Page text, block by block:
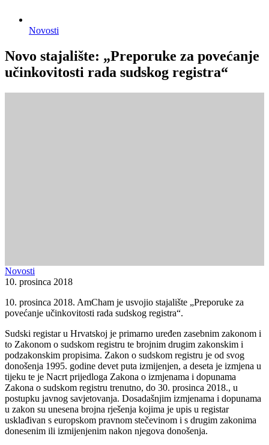
Novosti
Novo stajalište: „Preporuke za povećanje
učinkovitosti rada sudskog registra“
Novosti
10. prosinca 2018
10. prosinca 2018. AmCham je usvojio stajalište „Preporuke za
povećanje učinkovitosti rada sudskog registra“.
Sudski registar u Hrvatskoj je primarno uređen zasebnim zakonom i
to Zakonom o sudskom registru te brojnim drugim zakonskim i
podzakonskim propisima. Zakon o sudskom registru je od svog
donošenja 1995. godine devet puta izmijenjen, a deseta je izmjena u
tijeku te je Nacrt prijedloga Zakona o izmjenama i dopunama
Zakona o sudskom registru trenutno, do 30. prosinca 2018., u
postupku javnog savjetovanja. Dosadašnjim izmjenama i dopunama
u zakon su unesena brojna rješenja kojima je upis u registar
usklađivan s europskom pravnom stečevinom i s drugim zakonima
donesenim ili izmijenjenim nakon njegova donošenja.